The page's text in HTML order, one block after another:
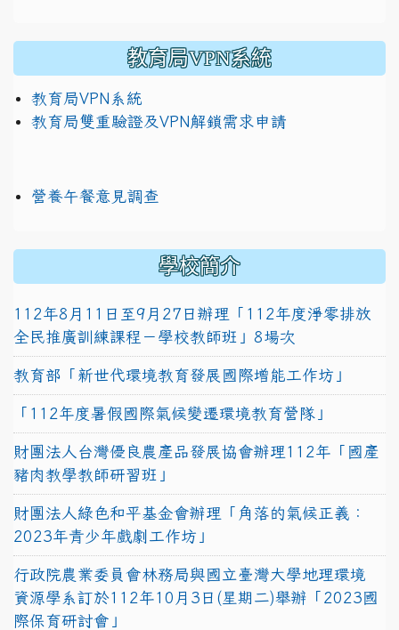
教育局VPN系統
教育局VPN系統
教育局雙重驗證及VPN解鎖需求申請
營養午餐意見調查
學校簡介
112年8月11日至9月27日辦理「112年度淨零排放
全民推廣訓練課程－學校教師班」8場次
教育部「新世代環境教育發展國際增能工作坊」
「112年度暑假國際氣候變遷環境教育營隊」
財團法人台灣優良農產品發展協會辦理112年「國產
豬肉教學教師研習班」
財團法人綠色和平基金會辦理「角落的氣候正義：
2023年青少年戲劇工作坊」
行政院農業委員會林務局與國立臺灣大學地理環境
資源學系訂於112年10月3日(星期二)舉辦「2023國
際保育研討會」